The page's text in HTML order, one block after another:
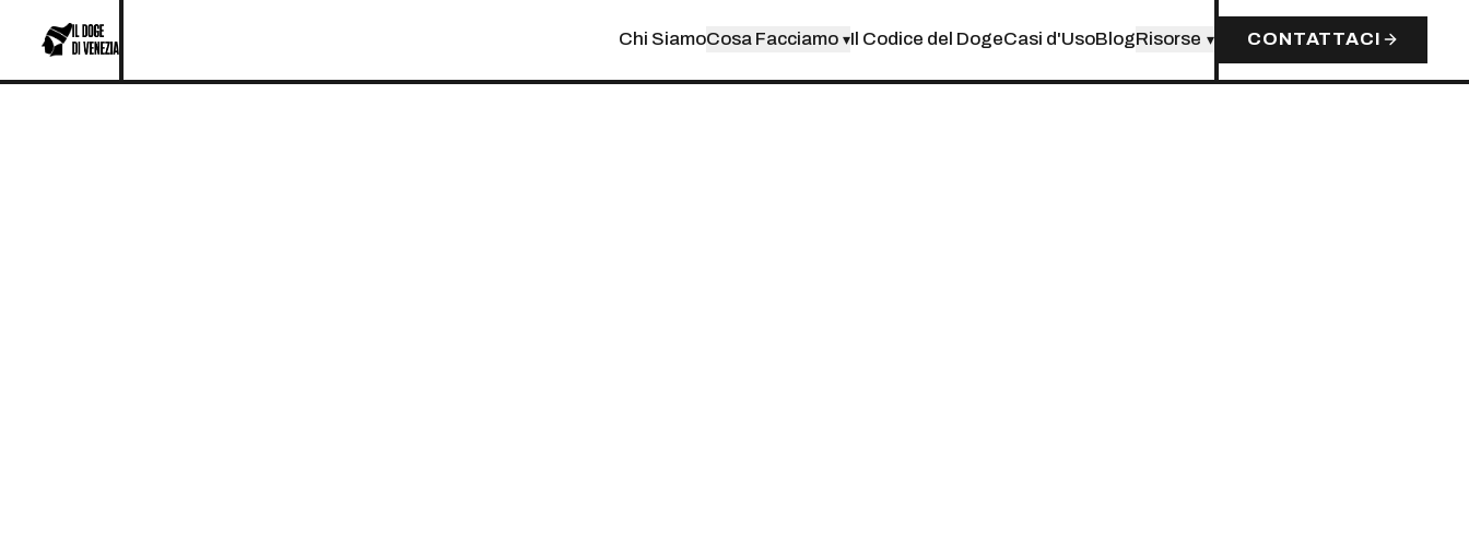
Chi SiamoCosa Facciamo ▾Il Codice del DogeCasi d'UsoBlogRisorse ▾ CONTATTACI